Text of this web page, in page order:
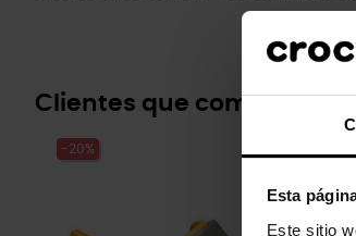
Esta
Este sitio
Clientes que
-20%